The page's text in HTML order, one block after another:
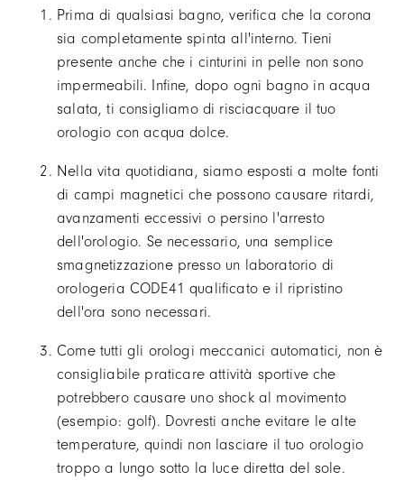
Prima di qualsiasi bagno, verifica che la corona
sia completamente spinta all'interno. Tieni
presente anche che i cinturini in pelle non sono
impermeabili. Infine, dopo ogni bagno in acqua
salata, ti consigliamo di risciacquare il tuo
orologio con acqua dolce.
Nella vita quotidiana, siamo esposti a molte fonti
di campi magnetici che possono causare ritardi,
avanzamenti eccessivi o persino l'arresto
dell'orologio. Se necessario, una semplice
smagnetizzazione presso un laboratorio di
orologeria CODE41 qualificato e il ripristino
dell'ora sono necessari.
Come tutti gli orologi meccanici automatici, non è
consigliabile praticare attività sportive che
potrebbero causare uno shock al movimento
(esempio: golf). Dovresti anche evitare le alte
temperature, quindi non lasciare il tuo orologio
troppo a lungo sotto la luce diretta del sole.